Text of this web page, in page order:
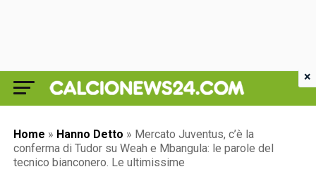
Home » Hanno Detto » Mercato Juventus, c’è la
conferma di Tudor su Weah e Mbangula: le parole del
tecnico bianconero. Le ultimissime
×